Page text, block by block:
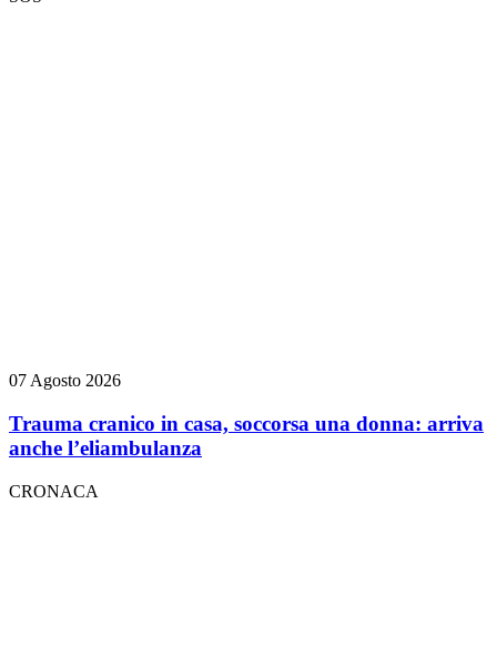
07 Agosto 2026
Trauma cranico in casa, soccorsa una donna: arriva
anche l’eliambulanza
CRONACA